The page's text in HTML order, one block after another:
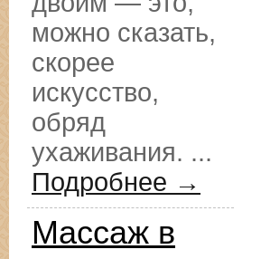
можно сказать,
скорее
искусство,
обряд
ухаживания. ...
Подробнее →
Массаж в